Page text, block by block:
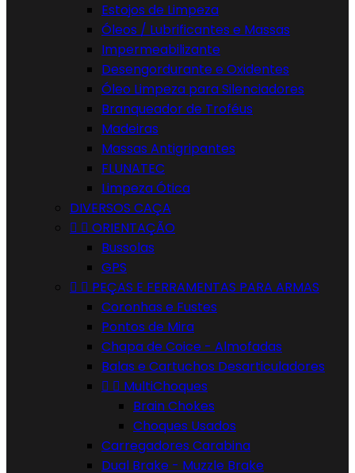
Estojos de Limpeza
Óleos / Lubrificantes e Massas
Impermeabilizante
Desengordurante e Oxidentes
Óleo Limpeza para Silenciadores
Branqueador de Troféus
Madeiras
Massas Antigripantes
FLUNATEC
Limpeza Ótica
DIVERSOS CAÇA
  ORIENTAÇÃO
Bussolas
GPS
  PEÇAS E FERRAMENTAS PARA ARMAS
Coronhas e Fustes
Pontos de Mira
Chapa de Coice - Almofadas
Balas e Cartuchos Desarticuladores
  MultiChoques
Brain Chokes
Choques Usados
Carregadores Carabina
Dual Brake - Muzzle Brake